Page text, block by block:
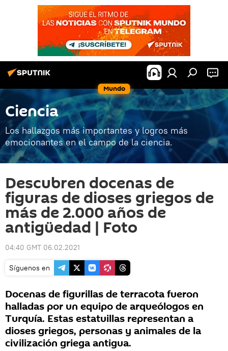
Mundo
Ciencia
Los hallazgos más importantes y logros más
emocionantes en el campo de la ciencia.
Descubren docenas de
figuras de dioses griegos de
más de 2.000 años de
antigüedad | Foto
04:40 GMT 06.02.2021
Síguenos en
Docenas de figurillas de terracota fueron
halladas por un equipo de arqueólogos en
Turquía. Estas estatuillas representan a
dioses griegos, personas y animales de la
civilización griega antigua.